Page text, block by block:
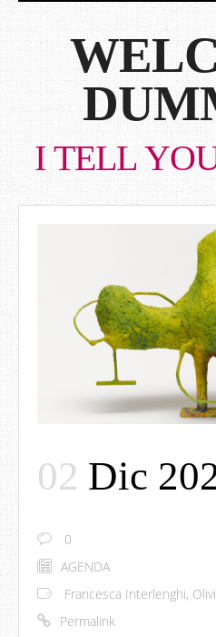
I TELL
02 Dic
0
AGENDA
Francesca Interlenghi,
Permalink